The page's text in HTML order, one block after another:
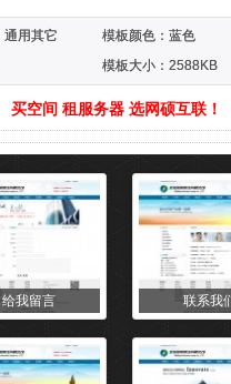
通用其它 模板颜色： 蓝色
模板大小：2588KB
买空间 租服务器 选网硕互联！
给我留言 联系我